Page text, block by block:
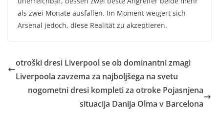
als zwei Monate ausfallen. Im Moment weigert sich
Arsenal jedoch, diese Realität zu akzeptieren.
otroški dresi Liverpool se ob dominantni zmagi
Liverpoola zavzema za najboljšega na svetu
nogometni dresi kompleti za otroke Pojasnjena
situacija Danija Olma v Barcelona